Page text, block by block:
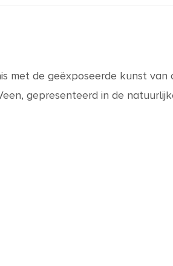
met de geëxposeerde kunst van
gepresenteerd in de